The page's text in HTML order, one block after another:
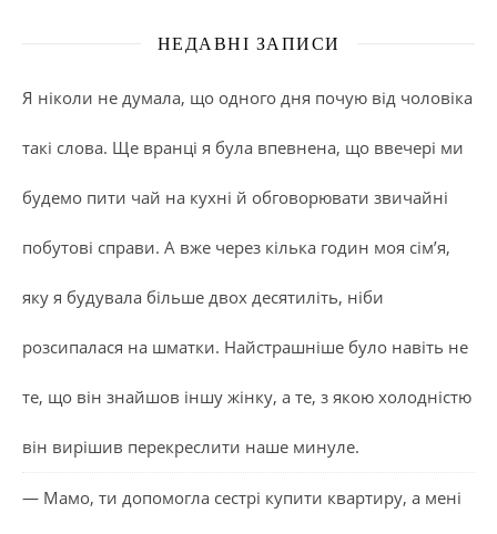
НЕДАВНІ ЗАПИСИ
Я ніколи не думала, що одного дня почую від чоловіка
такі слова. Ще вранці я була впевнена, що ввечері ми
будемо пити чай на кухні й обговорювати звичайні
побутові справи. А вже через кілька годин моя сім’я,
яку я будувала більше двох десятиліть, ніби
розсипалася на шматки. Найстрашніше було навіть не
те, що він знайшов іншу жінку, а те, з якою холодністю
він вирішив перекреслити наше минуле.
— Мамо, ти допомогла сестрі купити квартиру, а мені